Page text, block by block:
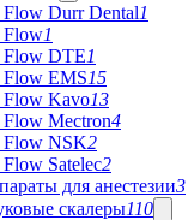
Durr Dental1
1
DTE1
EMS15
Kavo13
Mectron4
NSK2
Satelec2
для анестезии3
скалеры110